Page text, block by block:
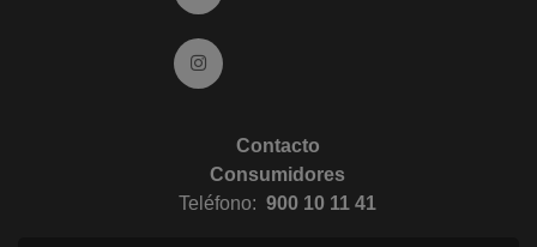
Ir a Instagram (abre en ventana nueva)
Contacto
Consumidores
Teléfono: 900 10 11 41